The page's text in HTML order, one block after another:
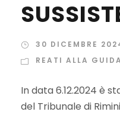
30 DICEMBRE
REATI ALLA GUIDA
In data 6.12.2024 è
del Tribunale di